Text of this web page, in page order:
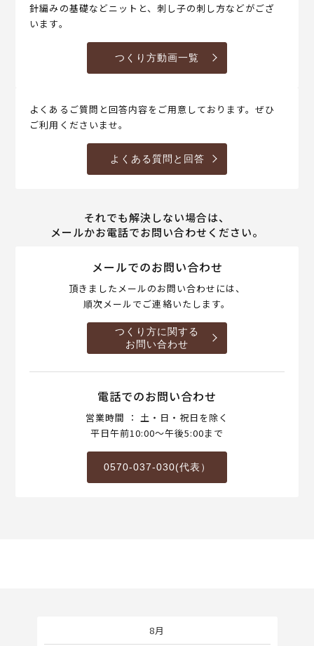
針編みの基礎などニットと、刺し子の刺し方などがござ
います。
つくり方動画一覧
よくあるご質問と回答内容をご用意しております。ぜひ
ご利用くださいませ。
よくある質問と回答
それでも解決しない場合は、
メールかお電話でお問い合わせください。
メールでのお問い合わせ
頂きましたメールのお問い合わせには、
順次メールでご連絡いたします。
つくり方に関する
お問い合わせ
電話でのお問い合わせ
営業時間 ： 土・日・祝日を除く
平日午前10:00～午後5:00まで
0570-037-030(代表）
8月